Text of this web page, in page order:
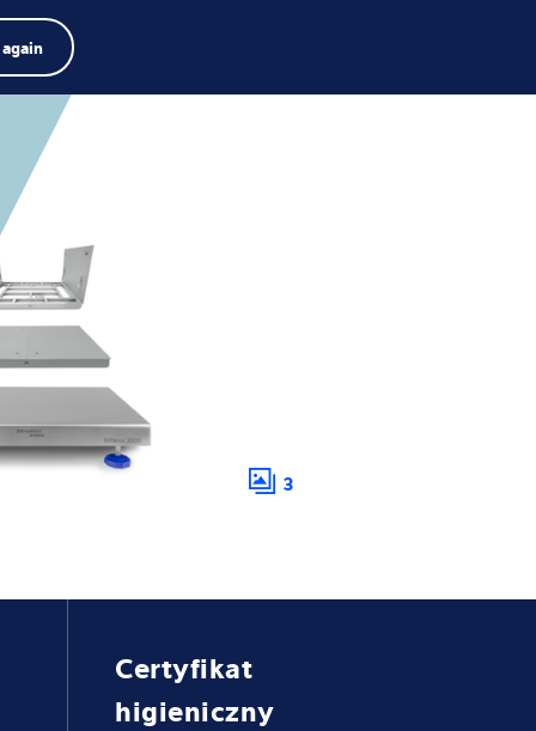
produktów
Search
term
Search
3
Certyfikat
higieniczny